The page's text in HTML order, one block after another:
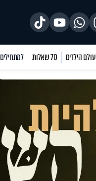
עולם הילדים 70 שאלות למתחילים